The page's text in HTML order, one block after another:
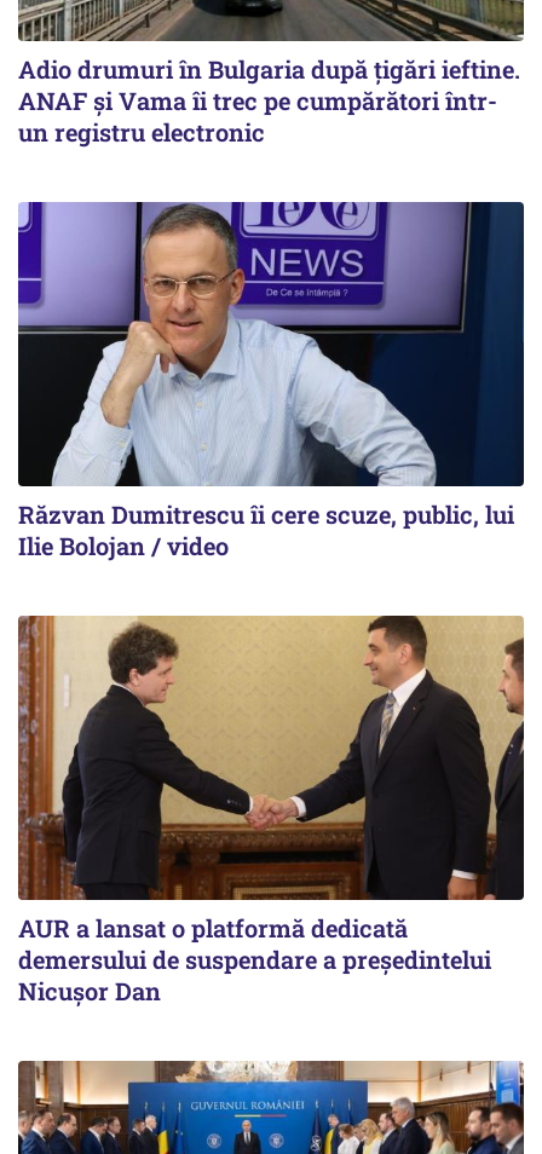
Adio drumuri în Bulgaria după țigări ieftine.
ANAF și Vama îi trec pe cumpărători într-
un registru electronic
Răzvan Dumitrescu îi cere scuze, public, lui
Ilie Bolojan / video
AUR a lansat o platformă dedicată
demersului de suspendare a președintelui
Nicușor Dan